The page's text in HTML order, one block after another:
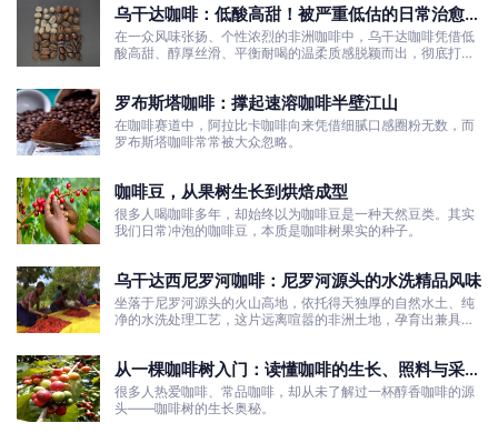
乌干达咖啡：低酸高甜！被严重低估的日常治愈口
粮豆
在一众风味张扬、个性浓烈的非洲咖啡中，乌干达咖啡凭借低
酸高甜、醇厚丝滑、平衡耐喝的温柔质感脱颖而出，彻底打破
罗布斯塔咖啡：撑起速溶咖啡半壁江山
在咖啡赛道中，阿拉比卡咖啡向来凭借细腻口感圈粉无数，而
罗布斯塔咖啡常常被大众忽略。
咖啡豆，从果树生长到烘焙成型
很多人喝咖啡多年，却始终以为咖啡豆是一种天然豆类。其实
我们日常冲泡的咖啡豆，本质是咖啡树果实的种子。
乌干达西尼罗河咖啡：尼罗河源头的水洗精品风味
坐落于尼罗河源头的火山高地，依托得天独厚的自然水土、纯
净的水洗处理工艺，这片远离喧嚣的非洲土地，孕育出兼具干
从一棵咖啡树入门：读懂咖啡的生长、照料与采收
全过程
很多人热爱咖啡、常品咖啡，却从未了解过一杯醇香咖啡的源
头——咖啡树的生长奥秘。